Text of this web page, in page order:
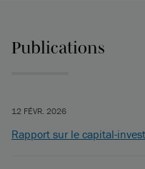
Publications
12 FÉVR. 2026
Rapport sur le capital-